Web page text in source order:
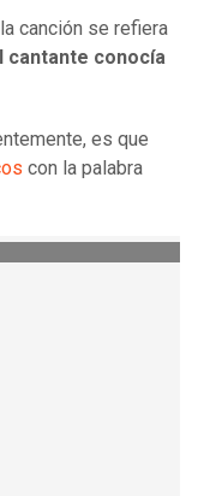
canción se refiera
cantante conocía
es que
con la palabra